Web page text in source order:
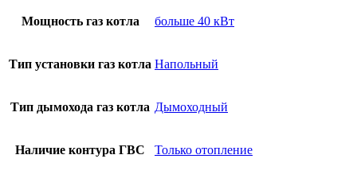
Мощность газ котла больше 40 кВт
Тип установки газ котла Напольный
Тип дымохода газ котла Дымоходный
Наличие контура ГВС Только отопление